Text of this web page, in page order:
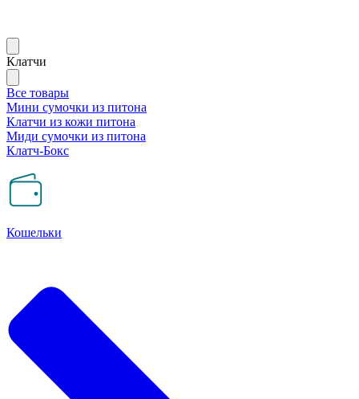
Клатчи
Все товары
Мини сумочки из питона
Клатчи из кожи питона
Миди сумочки из питона
Клатч-Бокс
Кошельки